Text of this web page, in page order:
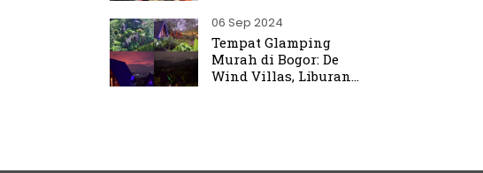
06 Sep 2024
Tempat Glamping
Murah di Bogor: De
Wind Villas, Liburan